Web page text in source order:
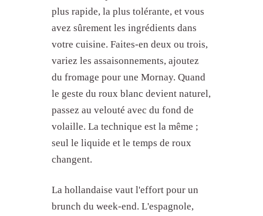
plus rapide, la plus tolérante, et vous
avez sûrement les ingrédients dans
votre cuisine. Faites-en deux ou trois,
variez les assaisonnements, ajoutez
du fromage pour une Mornay. Quand
le geste du roux blanc devient naturel,
passez au velouté avec du fond de
volaille. La technique est la même ;
seul le liquide et le temps de roux
changent.
La hollandaise vaut l'effort pour un
brunch du week-end. L'espagnole,